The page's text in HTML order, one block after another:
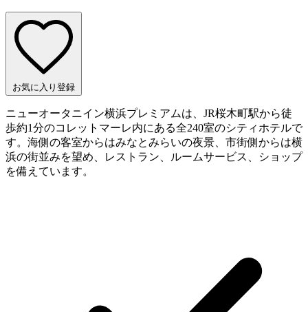
お気に入り登録
ニューオータニイン横浜プレミアムは、JR桜木町駅から徒
歩約1分のコレットマーレ内にある全240室のシティホテルで
す。海側の客室からはみなとみらいの夜景、市街側からは横
浜の街並みを望め、レストラン、ルームサービス、ショップ
を備えています。